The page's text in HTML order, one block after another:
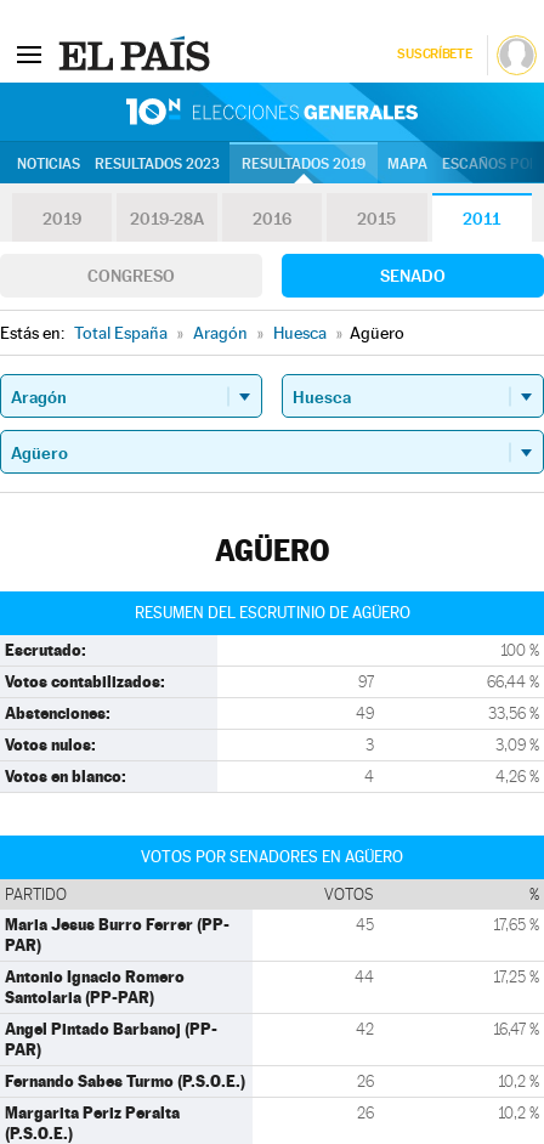
SUSCRÍBETE
NOTICIAS RESULTADOS 2023 RESULTADOS 2019 MAPA ESCAÑOS
2019 2019-28A 2016 2015 2011
CONGRESO SENADO
Estás en: Total España » Aragón » Huesca » Agüero
AGÜERO
RESUMEN DEL ESCRUTINIO DE AGÜERO
Escrutado: 100 %
Votos contabilizados: 97 66,44 %
Abstenciones: 49 33,56 %
Votos nulos: 3 3,09 %
Votos en blanco: 4 4,26 %
VOTOS POR SENADORES EN AGÜERO
PARTIDO VOTOS %
Maria Jesus Burro Ferrer (PP-
PAR)
45 17,65 %
Antonio Ignacio Romero
Santolaria (PP-PAR)
44 17,25 %
Angel Pintado Barbanoj (PP-
PAR)
42 16,47 %
Fernando Sabes Turmo (P.S.O.E.) 26 10,2 %
Margarita Periz Peralta
(P.S.O.E.)
26 10,2 %